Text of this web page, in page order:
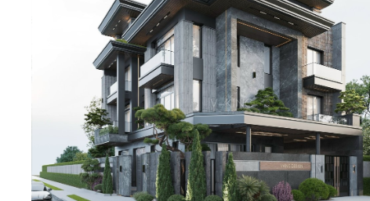
Biệt thự 3 tầng
Biệt thự 4 tầng